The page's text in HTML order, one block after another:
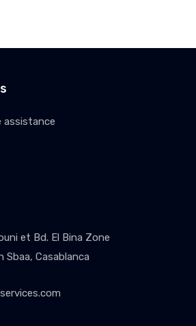
assistance
et Bd. El Bina Zone
Sbaa, Casablanca